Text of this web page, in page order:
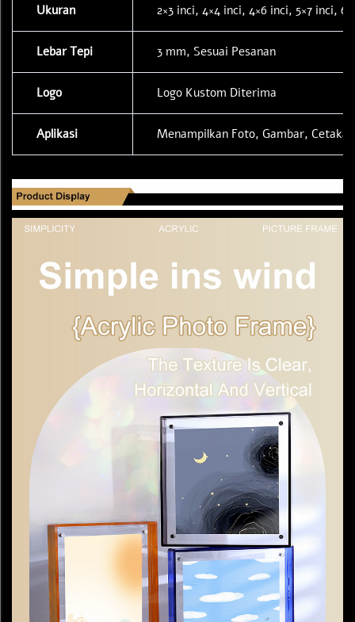
Ukuran 2×3 inci, 4×4 inci, 4×6 inci, 5×7 inci,
Lebar Tepi 3 mm, Sesuai Pesanan
Logo Logo Kustom Diterima
Aplikasi Menampilkan Foto, Gambar,